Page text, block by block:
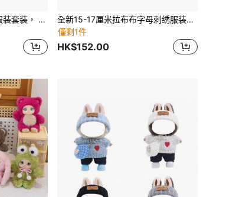
全新 15-17 厘米 骆驼羊服装套装， 娃娃衣服，Labobo 小雕像第一代/第二代/第三代配件，针织羊服装 [仅娃娃衣服]
全新15-17厘米拉布布字母刺绣服装套装适用于拉布布娃娃衣服Labobo小雕像第1代第2代第3代吊带裤套装娃娃裙【仅娃娃衣服】
僅剩1件
HK$152.00